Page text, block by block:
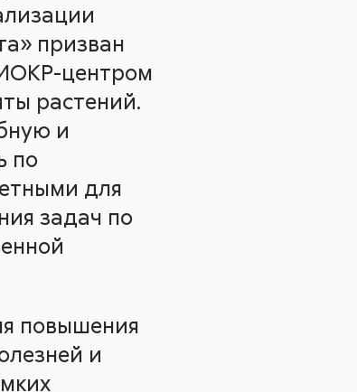
призван
центром
растений.
и
по
для
задач по
повышения
и